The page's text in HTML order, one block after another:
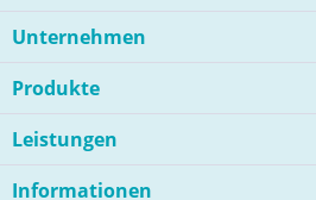
Unternehmen
Produkte
Leistungen
Informationen